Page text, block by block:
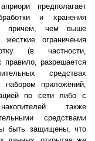
предполагает
и хранения
причем, чем выше
ограничения
(в частности,
разрешается
средствах
приложений,
по сети либо с
также
средствами
быть защищены, что